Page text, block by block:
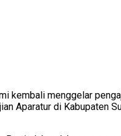
kembali menggelar
Aparatur di Kabupaten